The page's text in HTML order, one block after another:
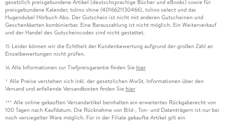
gesetzlich preisgebundene Artikel (deutschsprachige Bücher und eBooks) sowie für
preisgebundene Kalender, tolino shine (4016621130466), tolino select und das
Hugendubel Hörbuch Abo. Der Gutschein ist nicht mit anderen Gutscheinen und
Geschenkkarten kombinierbar. Eine Barauszahlung ist nicht möglich. Ein Weiterverkauf
und der Handel des Gutscheincodes sind nicht gestattet.
15 Leider können wir die Echtheit der Kundenbewertung aufgrund der großen Zahl an
Einzelbewertungen nicht prüfen.
16 Alle Informationen zur Tiefpreisgarantie finden Sie hier
* Alle Preise verstehen sich inkl. der gesetzlichen MwSt. Informationen über den
Versand und anfallende Versandkosten finden Sie hier
*** Alle online gekauften Versandartikel beinhalten ein erweitertes Rückgaberecht von
100 Tagen nach Kaufdatum. Die Rücknahme von Bild-, Ton- und Datenträgern ist nur bei
noch versiegelter Ware möglich. Für in der Filiale gekaufte Artikel gilt ein